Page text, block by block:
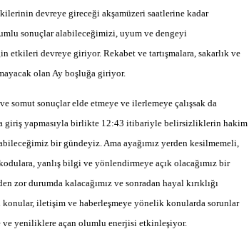
devreye gireceği akşamüzeri saatlerine kadar
sonuçlar alabileceğimizi, uyum ve dengeyi
etkileri devreye giriyor. Rekabet ve tartışmalara, sakarlık ve
olan Ay boşluğa giriyor.
somut sonuçlar elde etmeye ve ilerlemeye çalışsak da
giriş yapmasıyla birlikte 12:43 itibariyle belirsizliklerin hakim
bir gündeyiz. Ama ayağımız yerden kesilmemeli,
yanlış bilgi ve yönlendirmeye açık olacağımız bir
durumda kalacağımız ve sonradan hayal kırıklığı
iletişim ve haberleşmeye yönelik konularda sorunlar
ve yeniliklere açan olumlu enerjisi etkinleşiyor.